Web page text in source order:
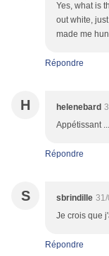
Yes, what is
out white,
made me
Répondre
H helenebard
Appétissant
Répondre
S sbrindille
Je crois que
Répondre